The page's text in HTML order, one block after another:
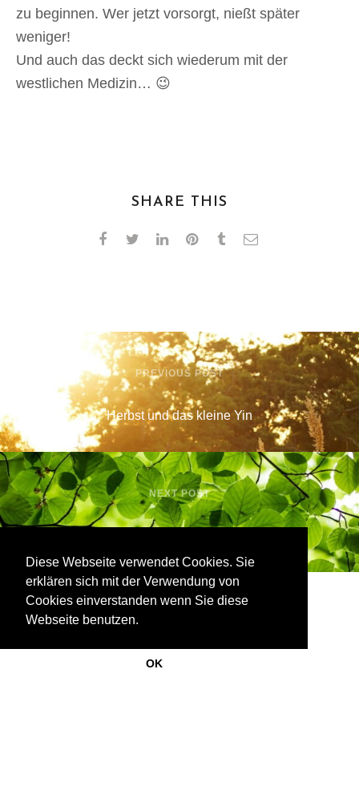
Diese Webseite verwendet Cookies. Sie
erklären sich mit der Verwendung von
Cookies einverstanden wenn Sie diese
Webseite benutzen.
OK
zu beginnen. Wer jetzt vorsorgt, nießt später
weniger!
Und auch das deckt sich wiederum mit der
westlichen Medizin… 😉
SHARE THIS
PREVIOUS POST
Herbst und das kleine Yin
NEXT POST
Pia Götz © 2020-2022
Foto © Krisztina Turna | Foto © William Loveder
|Website von Jered Morin